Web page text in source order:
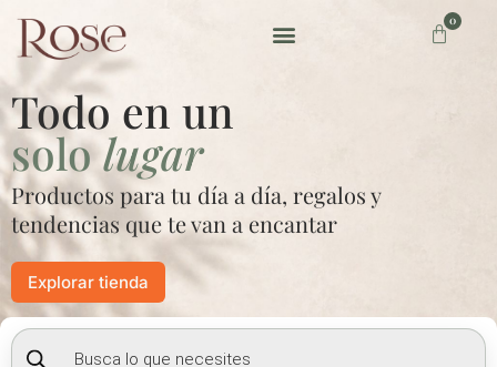
contenido
0
Carrito
Todo en un
sololugar
Productos para tu día a día, regalos y
tendencias que te van a encantar
Explorar tienda
Búsqueda
de
productos